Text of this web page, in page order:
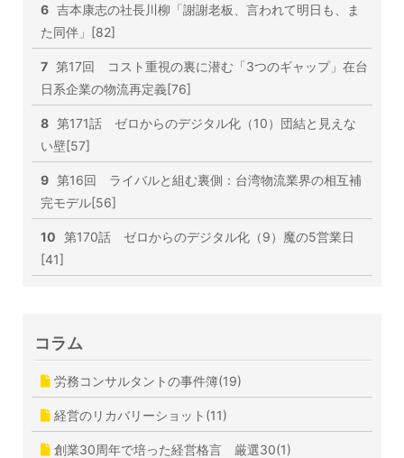
6 吉本康志の社長川柳「謝謝老板、言われて明日も、ま
た同伴」[82]
7 第17回 コスト重視の裏に潜む「3つのギャップ」在台
日系企業の物流再定義[76]
8 第171話 ゼロからのデジタル化（10）団結と見えな
い壁[57]
9 第16回 ライバルと組む裏側：台湾物流業界の相互補
完モデル[56]
10 第170話 ゼロからのデジタル化（9）魔の5営業日
[41]
コラム
労務コンサルタントの事件簿(19)
経営のリカバリーショット(11)
創業30周年で培った経営格言 厳選30(1)